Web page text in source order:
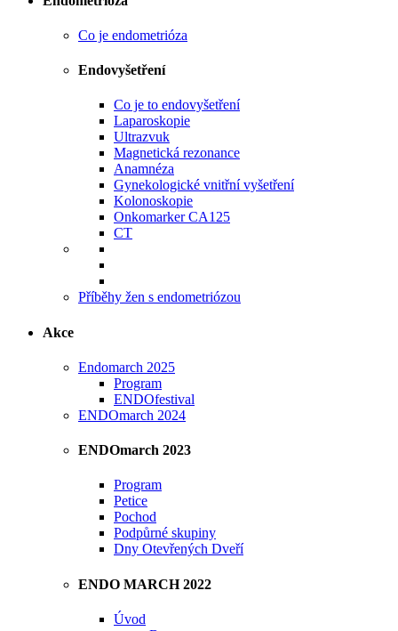
Co je endometrióza
Endovyšetření
Co je to endovyšetření
Laparoskopie
Ultrazvuk
Magnetická rezonance
Anamnéza
Gynekologické vnitřní vyšetření
Kolonoskopie
Onkomarker CA125
CT
Příběhy žen s endometriózou
Akce
Endomarch 2025
Program
ENDOfestival
ENDOmarch 2024
ENDOmarch 2023
Program
Petice
Pochod
Podpůrné skupiny
Dny Otevřených Dveří
ENDO MARCH 2022
Úvod